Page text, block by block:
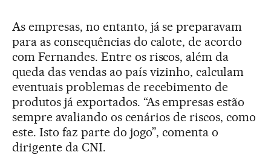
As empresas, no entanto, já se preparavam
para as consequências do calote, de acordo
com Fernandes. Entre os riscos, além da
queda das vendas ao país vizinho, calculam
eventuais problemas de recebimento de
produtos já exportados. “As empresas estão
sempre avaliando os cenários de riscos, como
este. Isto faz parte do jogo”, comenta o
dirigente da CNI.